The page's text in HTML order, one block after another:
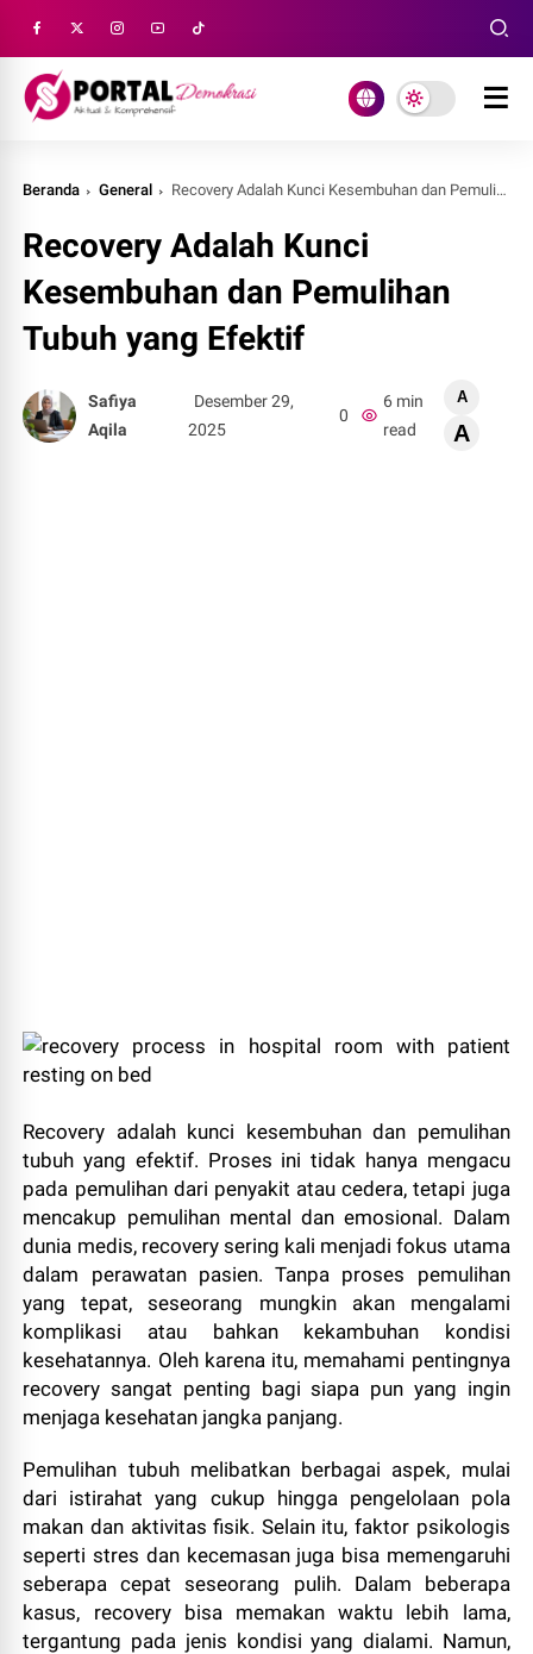
Beranda General Recovery Adalah Kunci Kesembuhan dan Pemulihan Tubuh yang Efektif
Recovery Adalah Kunci
Kesembuhan dan Pemulihan
Tubuh yang Efektif
Safiya
Aqila
Desember 29,
2025
0
6 min
read
A
A
Recovery adalah kunci kesembuhan dan pemulihan
tubuh yang efektif. Proses ini tidak hanya mengacu
pada pemulihan dari penyakit atau cedera, tetapi juga
mencakup pemulihan mental dan emosional. Dalam
dunia medis, recovery sering kali menjadi fokus utama
dalam perawatan pasien. Tanpa proses pemulihan
yang tepat, seseorang mungkin akan mengalami
komplikasi atau bahkan kekambuhan kondisi
kesehatannya. Oleh karena itu, memahami pentingnya
recovery sangat penting bagi siapa pun yang ingin
menjaga kesehatan jangka panjang.
Pemulihan tubuh melibatkan berbagai aspek, mulai
dari istirahat yang cukup hingga pengelolaan pola
makan dan aktivitas fisik. Selain itu, faktor psikologis
seperti stres dan kecemasan juga bisa memengaruhi
seberapa cepat seseorang pulih. Dalam beberapa
kasus, recovery bisa memakan waktu lebih lama,
tergantung pada jenis kondisi yang dialami. Namun,